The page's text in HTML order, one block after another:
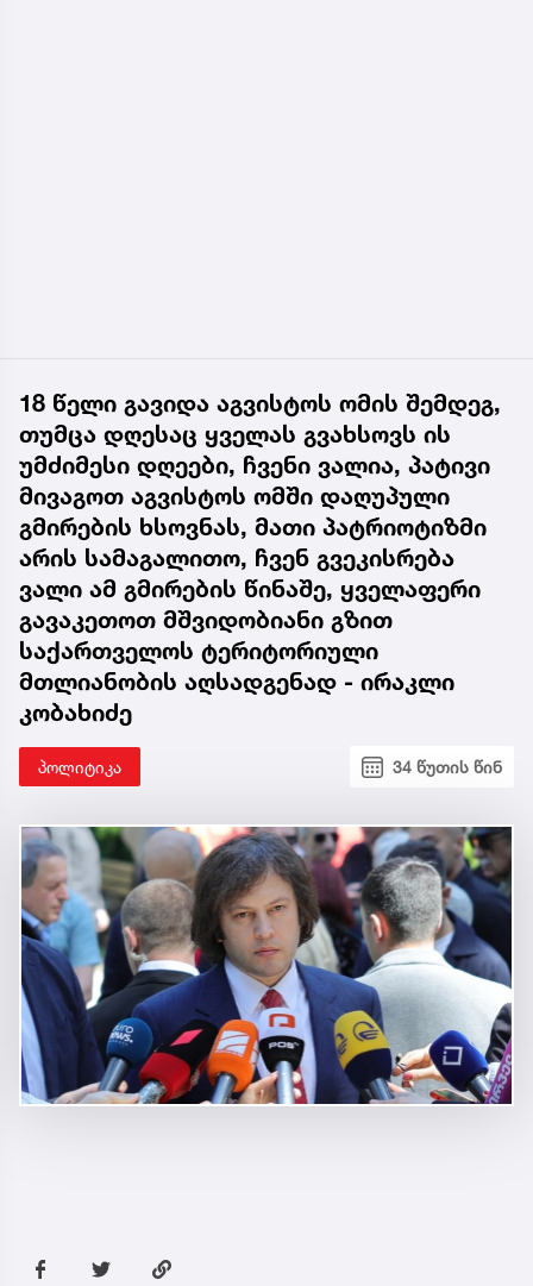
18 წელი გავიდა აგვისტოს ომის შემდეგ,
თუმცა დღესაც ყველას გვახსოვს ის
უმძიმესი დღეები, ჩვენი ვალია, პატივი
მივაგოთ აგვისტოს ომში დაღუპული
გმირების ხსოვნას, მათი პატრიოტიზმი
არის სამაგალითო, ჩვენ გვეკისრება
ვალი ამ გმირების წინაშე, ყველაფერი
გავაკეთოთ მშვიდობიანი გზით
საქართველოს ტერიტორიული
მთლიანობის აღსადგენად - ირაკლი
კობახიძე
პოლიტიკა 34 წუთის წინ